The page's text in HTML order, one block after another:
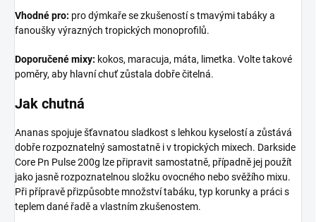
Vhodné pro: pro dýmkaře se zkušeností s tmavými tabáky a
fanoušky výrazných tropických monoprofilů.
Doporučené mixy: kokos, maracuja, máta, limetka. Volte takové
poměry, aby hlavní chuť zůstala dobře čitelná.
Jak chutná
Ananas spojuje šťavnatou sladkost s lehkou kyselostí a zůstává
dobře rozpoznatelný samostatně i v tropických mixech. Darkside
Core Pn Pulse 200g lze připravit samostatně, případně jej použít
jako jasně rozpoznatelnou složku ovocného nebo svěžího mixu.
Při přípravě přizpůsobte množství tabáku, typ korunky a práci s
teplem dané řadě a vlastním zkušenostem.